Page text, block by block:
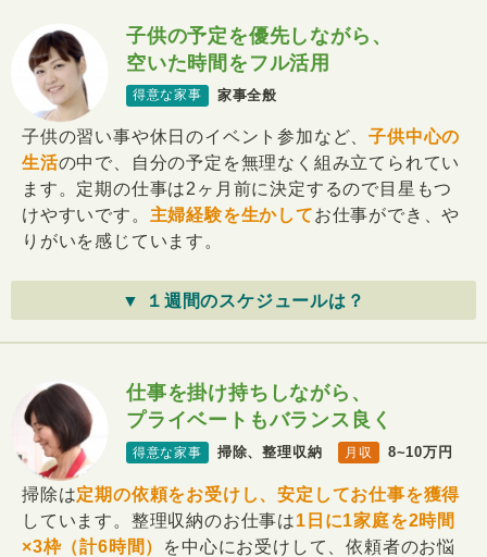
子供の予定を優先しながら、
空いた時間をフル活用
得意な家事 家事全般
子供の習い事や休日のイベント参加など、子供中心の
生活の中で、自分の予定を無理なく組み立てられてい
ます。定期の仕事は2ヶ月前に決定するので目星もつ
けやすいです。 主婦経験を生かしてお仕事ができ、や
りがいを感じています。
▼ １週間のスケジュールは？
仕事を掛け持ちしながら、
プライベートもバランス良く
得意な家事 掃除、整理収納 月収 8~10万円
掃除は定期の依頼をお受けし、安定してお仕事を獲得
しています。整理収納のお仕事は1日に1家庭を2時間
×3枠（計6時間）
を中心にお受けして、依頼者のお悩